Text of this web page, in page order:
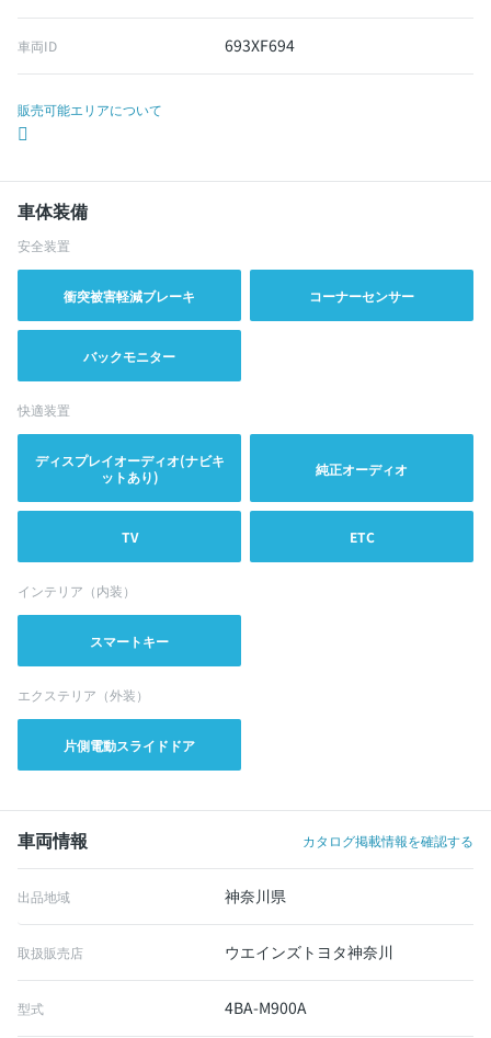
車両ID 693XF694
販売可能エリアについて
車体装備
安全装置
衝突被害軽減ブレーキ コーナーセンサー
バックモニター
快適装置
ディスプレイオーディオ(ナビキ
ットあり)
純正オーディオ
TV ETC
インテリア（内装）
スマートキー
エクステリア（外装）
片側電動スライドドア
車両情報 カタログ掲載情報を確認する
出品地域 神奈川県
取扱販売店 ウエインズトヨタ神奈川
型式 4BA-M900A